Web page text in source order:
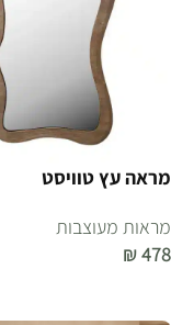
מראה עץ טוויסט
מראות מעוצבות
₪478